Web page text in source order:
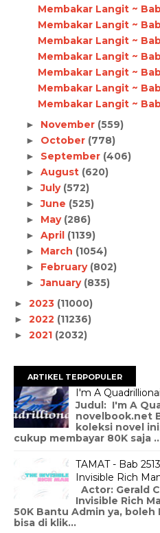
Membakar Langit ~ Bab
Membakar Langit ~ Bab
Membakar Langit ~ Bab
Membakar Langit ~ Bab
Membakar Langit ~ Bab
Membakar Langit ~ Bab
Membakar Langit ~ Bab
► November (559)
► October (778)
► September (406)
► August (620)
►July (572)
►June (525)
► May (286)
► April (1139)
► March (1054)
► February (802)
►January (835)
► 2023 (11000)
► 2022 (11236)
► 2021 (2032)
ARTIKEL TERPOPULER
I'm A
Judul: I'm A
novelbook.net
koleksi novel
cukup membayar 80K saja
TAMAT - Bab
Invisible Rich
Actor: Gerald
Invisible Rich
50K Bantu Admin ya,
bisa di klik...